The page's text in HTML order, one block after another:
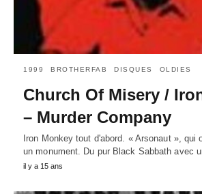
1999 BROTHERFAB DISQUES OLDIES
Church Of Misery /
– Murder Company
Iron Monkey tout d'abord. « Arsonaut », qui
un monument. Du pur Black Sabbath avec
il y a 15 ans